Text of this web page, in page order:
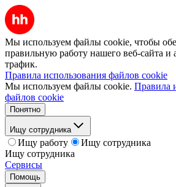
Мы используем файлы cookie, чтобы
правильную работу нашего веб-сайта и
трафик.
Правила использования файлов cookie
Мы используем файлы cookie. Правила
файлов cookie
Понятно
Ищу сотрудника
Ищу работу
Ищу сотрудника
Ищу сотрудника
Сервисы
Помощь